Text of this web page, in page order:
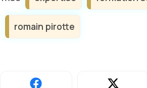
romain pirotte